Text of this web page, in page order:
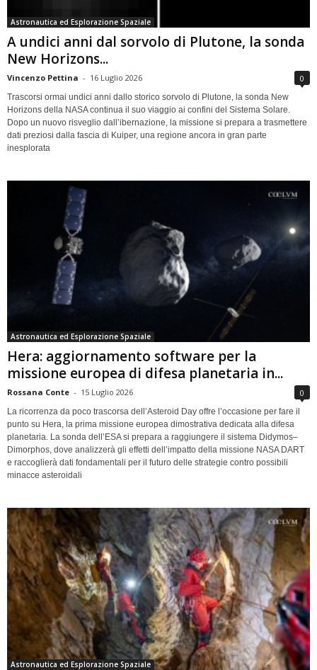
Astronautica ed Esplorazione Spaziale
A undici anni dal sorvolo di Plutone, la sonda
New Horizons...
Vincenzo Pettina - 16 Luglio 2026 0
Trascorsi ormai undici anni dallo storico sorvolo di Plutone, la sonda New
Horizons della NASA continua il suo viaggio ai confini del Sistema Solare.
Dopo un nuovo risveglio dall’ibernazione, la missione si prepara a trasmettere
dati preziosi dalla fascia di Kuiper, una regione ancora in gran parte
inesplorata
Astronautica ed Esplorazione Spaziale
Hera: aggiornamento software per la
missione europea di difesa planetaria in...
Rossana Conte - 15 Luglio 2026 0
La ricorrenza da poco trascorsa dell’Asteroid Day offre l’occasione per fare il
punto su Hera, la prima missione europea dimostrativa dedicata alla difesa
planetaria. La sonda dell’ESA si prepara a raggiungere il sistema Didymos–
Dimorphos, dove analizzerà gli effetti dell’impatto della missione NASA DART
e raccoglierà dati fondamentali per il futuro delle strategie contro possibili
minacce asteroidali
Astronautica ed Esplorazione Spaziale